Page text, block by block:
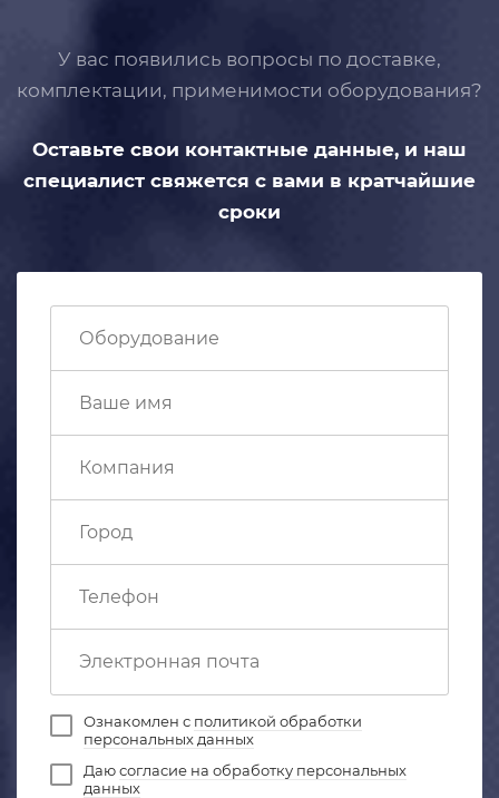
У вас появились вопросы по доставке,
комплектации, применимости оборудования?
Оставьте свои контактные данные, и наш
специалист свяжется с вами в кратчайшие
сроки
Ознакомлен с политикой обработки
персональных данных
Даюсогласие на обработку персональных
данных